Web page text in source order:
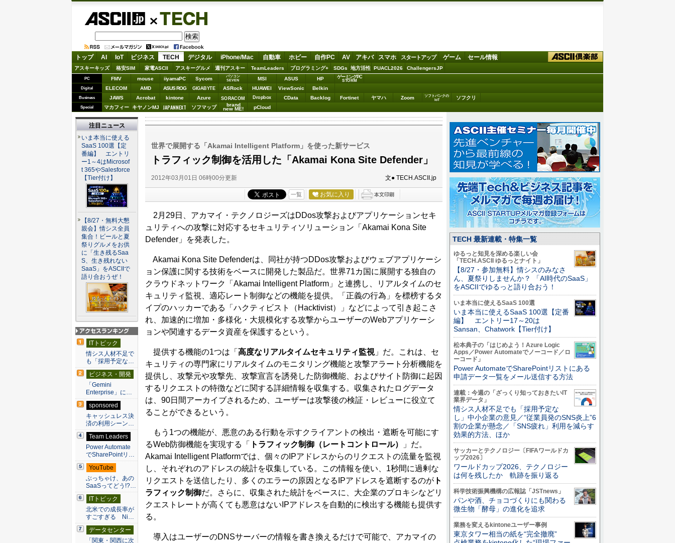
TECH
トップ AI IoT ビジネス TECH デジタル iPhone/Mac 自動車 ホビー 自作PC AV アキバ スマホ スタートアップ ゲーム セール情報
アスキーキッズ 格安SIM 家電ASCII アスキーグルメ 週刊アスキー TeamLeaders プログラミング+ SDGs 地方活性 PUACL2026 ChallengersJP
PC FMV mouse iiyamaPC Sycom
パソコン
SEVEN
MSI ASUS HP ゲーミングPC
STORM
Digital ELECOM AMD ASUS ROG GIGABYTE ASRock HUAWEI ViewSonic Belkin
Business JAWS Acrobat kintone Azure SORACOM Dropbox CData Backlog Fortinet ヤマハ Zoom
ソフトバンクの
IoT
ソフクリ
Special マカフィー キヤノンMJ JAPANNEXT ソフマップ brand
new ME! pCloud
世界で展開する「Akamai Intelligent Platform」を使った新サービス
トラフィック制御を活用した「Akamai Kona Site Defender」
2012年03月01日 06時00分更新 文● TECH.ASCII.jp
一覧 お気に入り
2月29日、アカマイ・テクノロジーズはDDos攻撃およびアプリケーションセキ
ュリティへの攻撃に対応するセキュリティソリューション「Akamai Kona Site
Defender」を発表した。
Akamai Kona Site Defenderは、同社が持つDDos攻撃およびウェブアプリケーシ
ョン保護に関する技術をベースに開発した製品だ。世界71カ国に展開する独自の
クラウドネットワーク「Akamai Intelligent Platform」と連携し、リアルタイムのセ
キュリティ監視、適応レート制御などの機能を提供。「正義の行為」を標榜するタ
イプのハッカーである「ハクティビスト（Hacktivist）」などによって引き起こさ
れ、加速的に増加・多様化・大規模化する攻撃からユーザーのWebアプリケーシ
ョンや関連するデータ資産を保護するという。
提供する機能の1つは「 高度なリアルタイムセキュリティ監視」だ。これは、セ
キュリティの専門家にリアルタイムのモニタリング機能と攻撃アラート分析機能を
提供し、攻撃元や攻撃先、攻撃宣言を誘発した防御機能、およびサイト防御に起因
するリクエストの特徴などに関する詳細情報を収集する。収集されたログデータ
は、90日間アーカイブされるため、ユーザーは攻撃後の検証・レビューに役立て
ることができるという。
もう1つの機能が、悪意のある行動を示すクライアントの検出・遮断を可能にす
るWeb防御機能を実現する「
トラフィック制御（レートコントロール）
」だ。
Akamai Intelligent Platformでは、個々のIPアドレスからのリクエストの流量を監視
し、それぞれのアドレスの統計を収集している。この情報を使い、1秒間に過剰な
リクエストを送信したり、多くのエラーの原因となるIPアドレスを遮断するのが ト
ラフィック制御だ。さらに、収集された統計をベースに、大企業のプロキシなどリ
クエストレートが高くても悪意はないIPアドレスを自動的に検出する機能も提供す
る。
導入はユーザーのDNSサーバーの情報を書き換えるだけで可能で、アカマイの
注目ニュース
いま本当に使える
SaaS 100選【定
番編】 エントリ
ー1～4はMicrosof
t 365やSalesforce
【Tier付け】
【8/27・無料大懇
親会】情シス全員
集合！ビールと夏
祭りグルメをお供
に「生き残るSaa
S、生き残れない
SaaS」をASCIIで
語り合おうぜ！
アクセスランキン
グ
ITトピック
情シス人材不足で
も「採用予定な…
ビジネス・開発
「Gemini
Enterprise」に…
sponsored
キャッシュレス決
済の利用シーン…
Team Leaders
Power Automate
でSharePointリ…
YouTube
ぶっちゃけ、あの
SaaSってどう!?…
ITトピック
北米での成長率が
すごすぎる Ni…
データセンター
「関東・関西に次
TECH 最新連載・特集一覧
ゆるっと知見を深める楽しい会
「TECH.ASCII ゆるっとナイト」
【8/27・参加無料】情シスのみなさ
ん、夏祭りしませんか？ 「AI時代のSaaS」
をASCIIでゆるっと語り合おう！
いま本当に使えるSaaS 100選
いま本当に使えるSaaS 100選【定番
編】 エントリー17～20は
Sansan、Chatwork【Tier付け】
松本典子の「はじめよう！Azure Logic
Apps／Power Automateでノーコード／ロ
ーコード」
Power AutomateでSharePointリストにある
申請データ一覧をメール送信する方法
連載：今週の「ざっくり知っておきたいIT
業界データ」
情シス人材不足でも「採用予定な
し」中小企業の意見／“従業員発のSNS炎上”6
割の企業が懸念／「SNS疲れ」利用を減らす
効果的方法、ほか
サッカーとテクノロジー〔FIFAワールドカ
ップ2026〕
ワールドカップ2026、テクノロジー
は何を残したか 軌跡を振り返る
科学技術振興機構の広報誌「JSTnews」
パンや酒、チョコづくりにも関わる
微生物「酵母」の進化を追求
業務を変えるkintoneユーザー事例
東京タワー相当の紙を“完全撤廃”